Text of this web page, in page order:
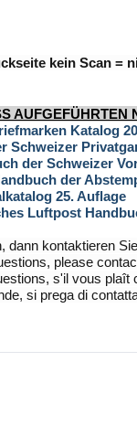
kein Scan =
AUFGEFÜHRTEN
Katalog
Schweizer
der Schweizer
der
25. Auflage
Luftpost
dann kontaktieren
please
s'il vous plaît
si prega di